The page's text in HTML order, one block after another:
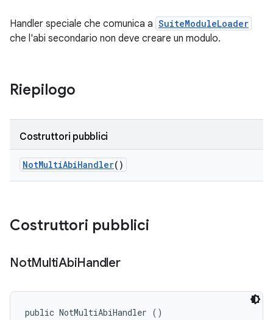
Handler speciale che comunica a SuiteModuleLoader
che l'abi secondario non deve creare un modulo.
Riepilogo
Costruttori pubblici
NotMultiAbiHandler()
Costruttori pubblici
NotMultiAbiHandler
public NotMultiAbiHandler ()